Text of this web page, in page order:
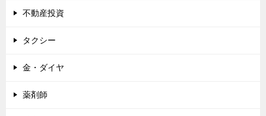
不動産投資
タクシー
金・ダイヤ
薬剤師